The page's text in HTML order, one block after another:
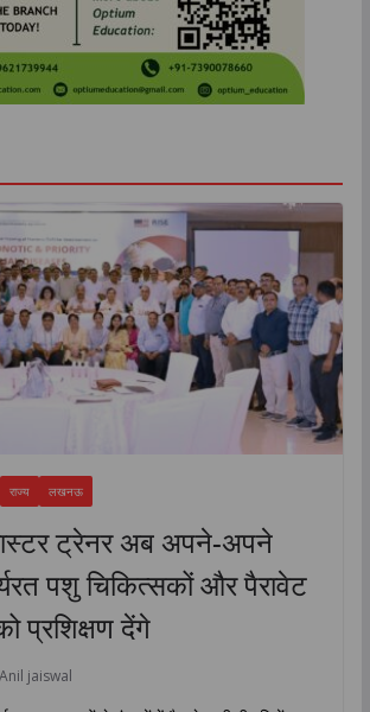
राज्य लखनऊ
ट्रेनर अब अपने-अपने
पशु चिकित्सकों और पैरावेट
प्रशिक्षण देंगे
Anil jaiswal